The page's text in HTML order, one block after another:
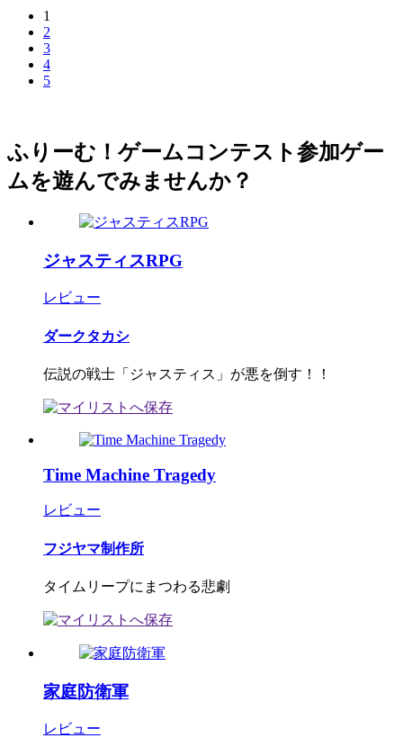
1
2
3
4
5
ふりーむ！ゲームコンテスト参加ゲー
ムを遊んでみませんか？
ジャスティスRPG
レビュー
ダークタカシ
伝説の戦士「ジャスティス」が悪を倒す！！
Time Machine Tragedy
レビュー
フジヤマ制作所
タイムリープにまつわる悲劇
家庭防衛軍
レビュー